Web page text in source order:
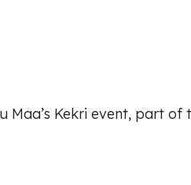
Maa’s Kekri event, part of